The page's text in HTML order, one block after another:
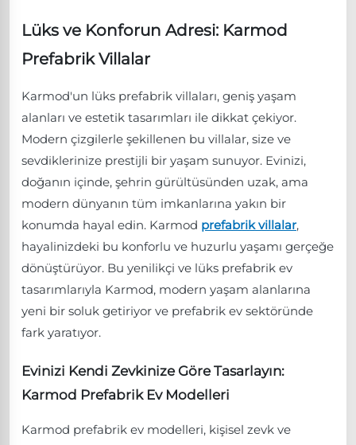
Lüks ve Konforun Adresi: Karmod
Prefabrik Villalar
Karmod'un lüks prefabrik villaları, geniş yaşam
alanları ve estetik tasarımları ile dikkat çekiyor.
Modern çizgilerle şekillenen bu villalar, size ve
sevdiklerinize prestijli bir yaşam sunuyor. Evinizi,
doğanın içinde, şehrin gürültüsünden uzak, ama
modern dünyanın tüm imkanlarına yakın bir
konumda hayal edin. Karmod prefabrik villalar,
hayalinizdeki bu konforlu ve huzurlu yaşamı gerçeğe
dönüştürüyor. Bu yenilikçi ve lüks prefabrik ev
tasarımlarıyla Karmod, modern yaşam alanlarına
yeni bir soluk getiriyor ve prefabrik ev sektöründe
fark yaratıyor.
Evinizi Kendi Zevkinize Göre Tasarlayın:
Karmod Prefabrik Ev Modelleri
Karmod prefabrik ev modelleri, kişisel zevk ve